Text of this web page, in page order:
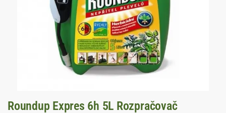
Roundup Expres 6h 5L Rozpračovač